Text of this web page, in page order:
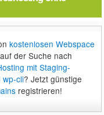
kostenlosen Webspace
der Suche nach
mit Staging-
wp-cli? Jetzt günstige
registrieren!